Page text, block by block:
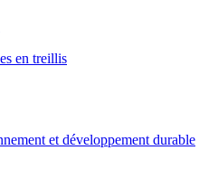
en treillis
et développement durable